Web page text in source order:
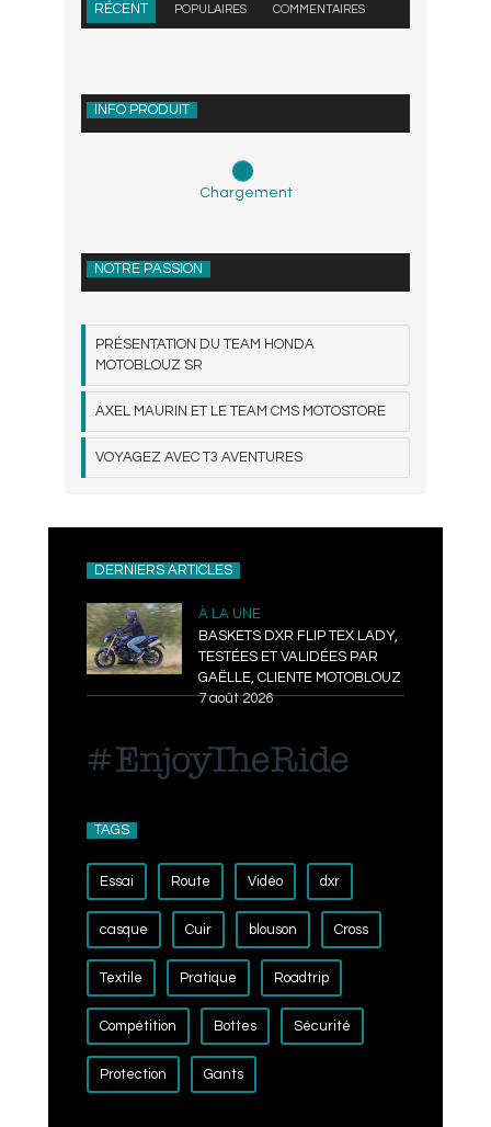
RÉCENT POPULAIRES COMMENTAIRES
INFO PRODUIT
Chargement
NOTRE PASSION
PRÉSENTATION DU TEAM HONDA
MOTOBLOUZ SR
AXEL MAURIN ET LE TEAM CMS MOTOSTORE
VOYAGEZ AVEC T3 AVENTURES
DERNIERS ARTICLES
À LA UNE
BASKETS DXR FLIP TEX LADY,
TESTÉES ET VALIDÉES PAR
GAËLLE, CLIENTE MOTOBLOUZ
7 août 2026
TAGS
Essai Route Vidéo dxr
casque Cuir blouson Cross
Textile Pratique Roadtrip
Compétition Bottes Sécurité
Protection Gants